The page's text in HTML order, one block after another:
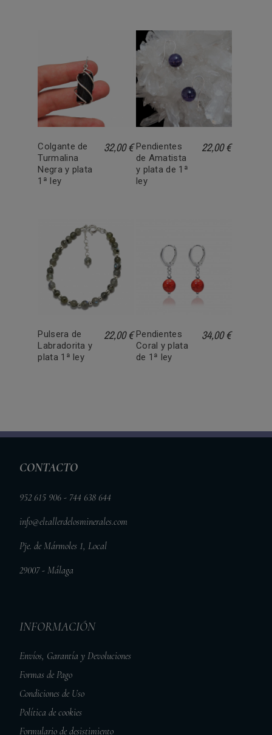
Colgante de
Turmalina
Negra y plata
1ª ley
32,00 € Pendientes
de Amatista
y plata de 1ª
ley
22,00 €
Pulsera de
Labradorita y
plata 1ª ley
22,00 € Pendientes
Coral y plata
de 1ª ley
34,00 €
CONTACTO
952 615 906 - 744 638 644
info@eltallerdelosminerales.com
Pje. de Mármoles 1, Local
29007 - Málaga
INFORMACIÓN
Envíos, Garantía y Devoluciones
Formas de Pago
Condiciones de Uso
Política de cookies
Formulario de desistimiento